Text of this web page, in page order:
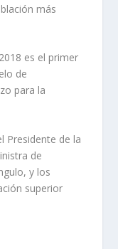
más
es el primer
de
para la
Presidente de la
de
y los
superior